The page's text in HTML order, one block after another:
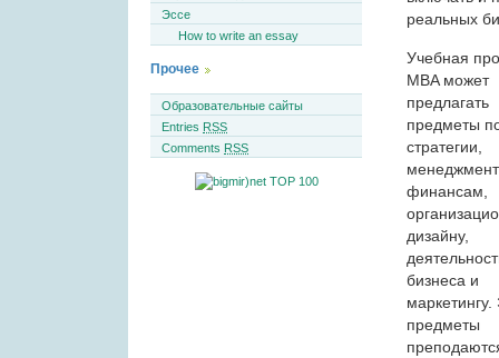
реальных
Учебная
MBA может
предлагать
предметы
стратегии,
финансам,
дизайну,
бизнеса и
маркетингу.
предметы
Эссе
How to write an essay
Прочее
Образовательные сайты
Entries RSS
Comments RSS